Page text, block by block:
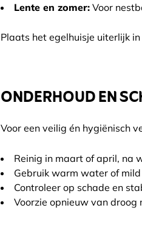
Lente en zomer: Voor
Plaats het egelhuisje uiterlijk
ONDERHOUD EN
Voor een veilig én hygiënisch
Reinig in maart of april, na
Gebruik warm water of
Controleer op schade en
Voorzie opnieuw van droog